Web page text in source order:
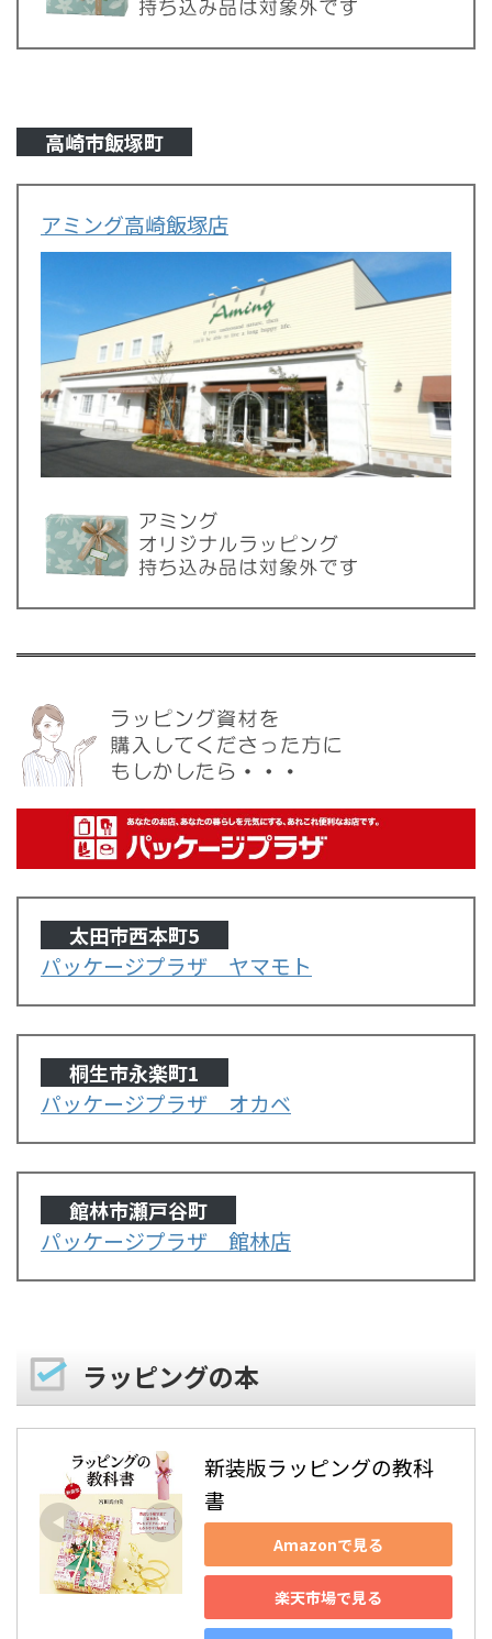
高崎市飯塚町
アミング高崎飯塚店
太田市西本町5
パッケージプラザ ヤマモト
桐生市永楽町1
パッケージプラザ オカベ
館林市瀬戸谷町
パッケージプラザ 館林店
ラッピングの本
新装版ラッピングの教科
書
Amazonで見る
楽天市場で見る